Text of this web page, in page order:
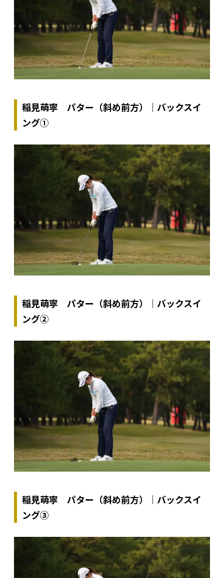
稲見萌寧 パター（斜め前方）｜バックスイ
ング①
稲見萌寧 パター（斜め前方）｜バックスイ
ング②
稲見萌寧 パター（斜め前方）｜バックスイ
ング③